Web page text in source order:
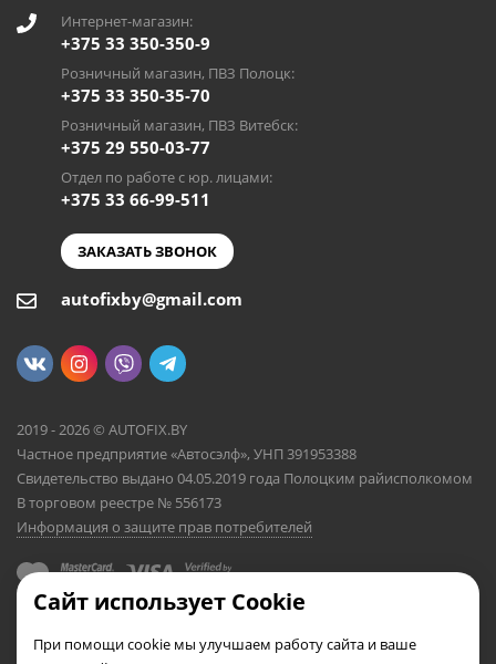
Интернет-магазин:
+375 33 350-350-9
Розничный магазин, ПВЗ Полоцк:
+375 33 350-35-70
Розничный магазин, ПВЗ Витебск:
+375 29 550-03-77
Отдел по работе с юр. лицами:
+375 33 66-99-511
ЗАКАЗАТЬ ЗВОНОК
autofixby@gmail.com
2019 - 2026 © AUTOFIX.BY
Частное предприятие «Автосэлф», УНП 391953388
Свидетельство выдано 04.05.2019 года Полоцким райисполкомом
В торговом реестре № 556173
Информация о защите прав потребителей
Сайт использует Cookie
При помощи cookie мы улучшаем работу сайта и ваше